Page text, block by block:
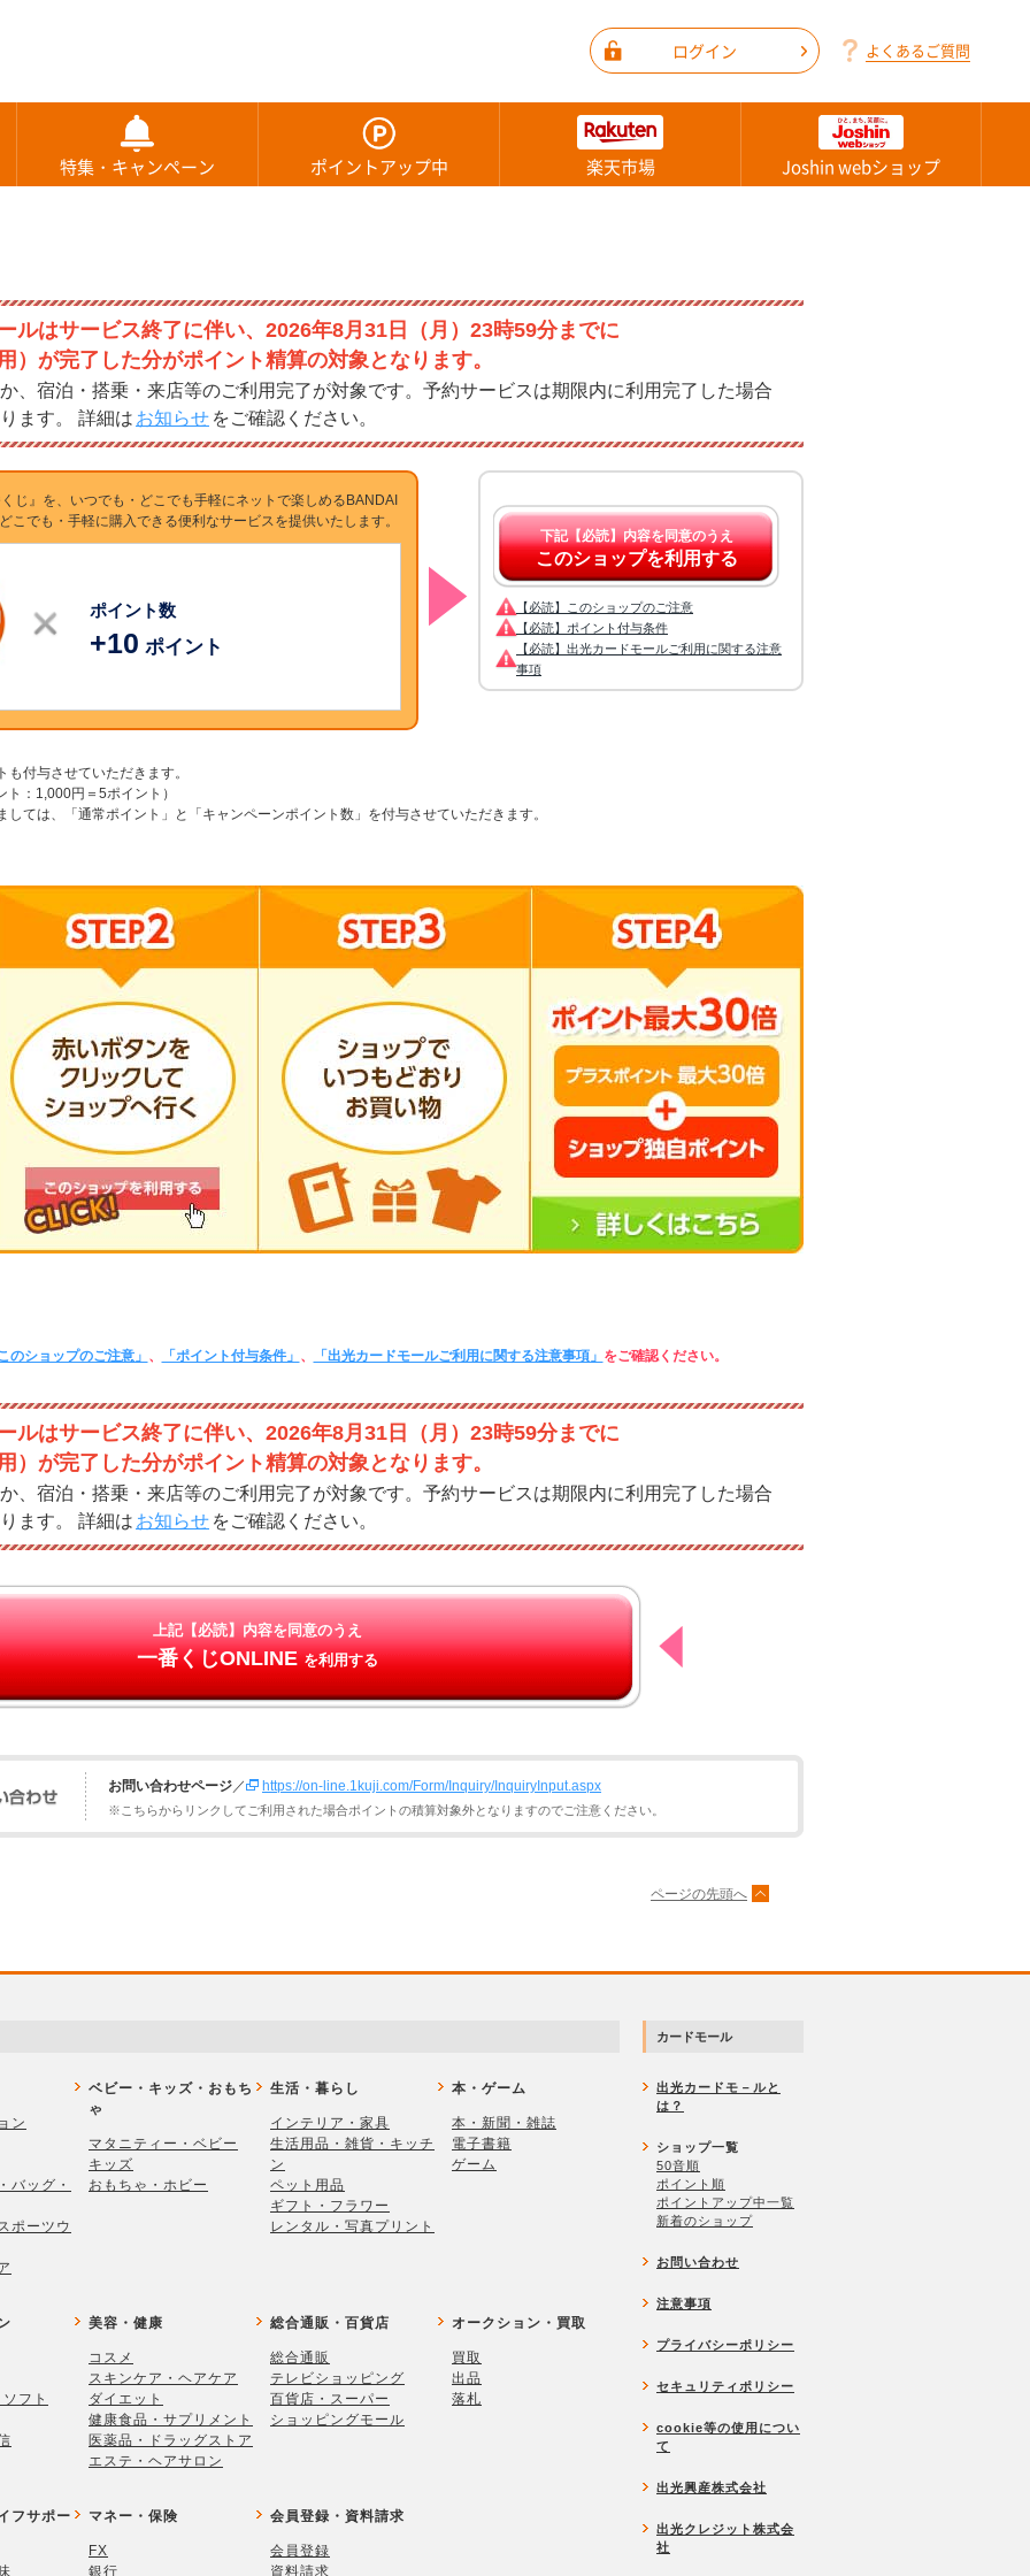
ログイン よくあるご質問
特集・キャンペーン ポイントアップ中 楽天市場 Joshin webショップ
ルはサービス終了に伴い、2026年8月31日（月）23時59分までに
）が完了した分がポイント精算の対象となります。
、宿泊・搭乗・来店等のご利用完了が対象です。予約サービスは期限内に利用完了した場合
ます。 詳細は お知らせ をご確認ください。
じ』を、いつでも・どこでも手軽にネットで楽しめるBANDAI
こでも・手軽に購入できる便利なサービスを提供いたします。
ポイント数
+10 ポイント
下記【必読】内容を同意のうえ
このショップを利用する
【必読】このショップのご注意
【必読】ポイント付与条件
【必読】出光カードモールご利用に関する注意
事項
付与させていただきます。
：1,000円＝5ポイント）
ては、「通常ポイント」と「キャンペーンポイント数」を付与させていただきます。
のショップのご注意」 、 「ポイント付与条件」 、 「出光カードモールご利用に関する注意事項」 をご確認ください。
ルはサービス終了に伴い、2026年8月31日（月）23時59分までに
）が完了した分がポイント精算の対象となります。
、宿泊・搭乗・来店等のご利用完了が対象です。予約サービスは期限内に利用完了した場合
ます。 詳細は お知らせ をご確認ください。
上記【必読】内容を同意のうえ
一番くじONLINEを利用する
お問い合わせページ ／ https://on-line.1kuji.com/Form/Inquiry/InquiryInput.aspx
※こちらからリンクしてご利用された場合ポイントの積算対象外となりますのでご注意ください。
ページの先頭へ
ン
バッグ・
ポーツウ
ベビー・キッズ・おもち
ゃ
マタニティー・ベビー
キッズ
おもちゃ・ホビー
生活・暮らし
インテリア・家具
生活用品・雑貨・キッチ
ン
ペット用品
ギフト・フラワー
レンタル・写真プリント
本・ゲーム
本・新聞・雑誌
電子書籍
ゲーム
フト
美容・健康
コスメ
スキンケア・ヘアケア
ダイエット
健康食品・サプリメント
医薬品・ドラッグストア
エステ・ヘアサロン
総合通販・百貨店
総合通販
テレビショッピング
百貨店・スーパー
ショッピングモール
オークション・買取
買取
出品
落札
フサポー マネー・保険
FX
銀行
会員登録・資料請求
会員登録
資料請求
カードモール
出光カードモ－ルと
は？
ショップ一覧
50音順
ポイント順
ポイントアップ中一覧
新着のショップ
お問い合わせ
注意事項
プライバシーポリシー
セキュリティポリシー
cookie等の使用につい
て
出光興産株式会社
出光クレジット株式会
社